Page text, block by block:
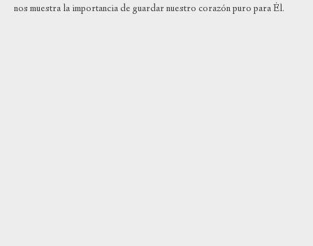
nos muestra la importancia de guardar nuestro corazón puro para Él.